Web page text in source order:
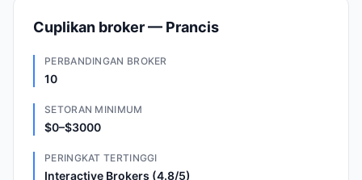
Cuplikan broker — Prancis
PERBANDINGAN BROKER
10
SETORAN MINIMUM
$0–$3000
PERINGKAT TERTINGGI
Interactive Brokers (4.8/5)